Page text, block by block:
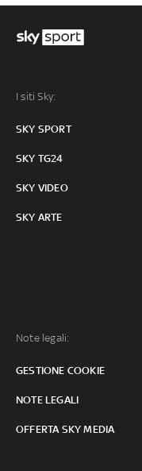
I siti Sky:
SKY SPORT
SKY TG24
SKY VIDEO
SKY ARTE
Note legali:
GESTIONE COOKIE
NOTE LEGALI
OFFERTA SKY MEDIA